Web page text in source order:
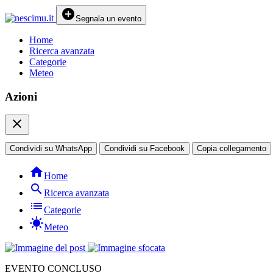
add_circleSegnala un evento
Home
Ricerca avanzata
Categorie
Meteo
Azioni
close
Condividi su WhatsApp Condividi su Facebook Copia collegamento
homeHome
searchRicerca avanzata
listCategorie
sunnyMeteo
EVENTO CONCLUSO